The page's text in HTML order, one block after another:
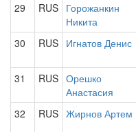
29 RUS Горожанкин
Никита
30 RUS Игнатов Денис
31 RUS Орешко
Анастасия
32 RUS Жирнов Артем